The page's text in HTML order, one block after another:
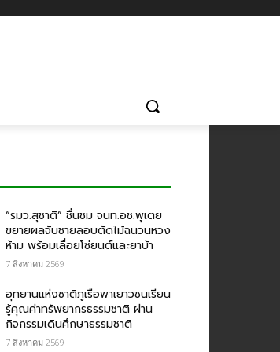
“รมว.สุชาติ” ชื่นชม​ จนท.อช.พุเตย​
ขยายผลจับชายลอบตัดไม้ฉนวนหวง
ห้าม พร้อมเลื่อยโซ่ยนต์และยาบ้า
7 สิงหาคม 2569
อุทยานแห่งชาติภูเรือพาเยาวชนเรียน
รู้คุณค่าทรัพยากรธรรมชาติ ผ่าน
กิจกรรมเดินศึกษาธรรมชาติ
7 สิงหาคม 2569